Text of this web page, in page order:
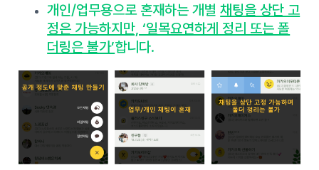
개인/업무용으로 혼재하는 개별채팅을 상단 고
정은 가능하지만, ‘일목요연하게 정리 또는 폴
더링은 불가’합니다.